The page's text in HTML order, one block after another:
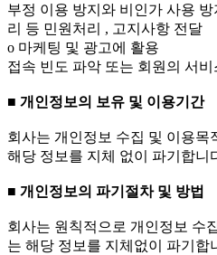
부정 이용 방지와 비인가 사용
리 등 민원처리 , 고지사항 전달
ο 마케팅 및 광고에 활용
접속 빈도 파악 또는 회원의 서비
■ 개인정보의 보유 및 이용기간
회사는 개인정보 수집 및 이용목
해당 정보를 지체 없이 파기합니
■ 개인정보의 파기절차 및 방법
회사는 원칙적으로 개인정보 수
는 해당 정보를 지체없이 파기합